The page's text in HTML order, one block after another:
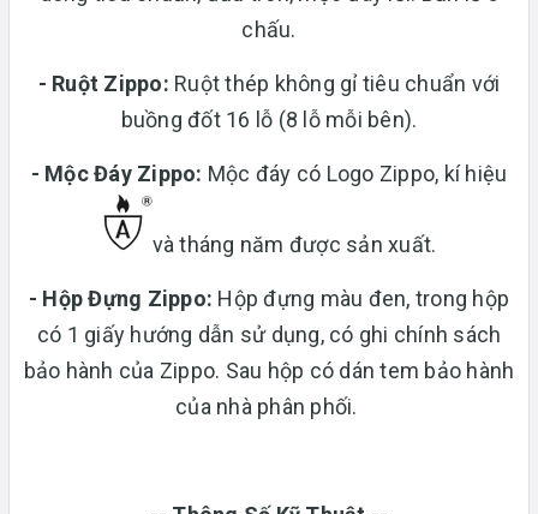
chấu.
- Ruột Zippo: Ruột thép không gỉ tiêu chuẩn với
buồng đốt 16 lỗ (8 lỗ mỗi bên).
- Mộc Đáy Zippo: Mộc đáy có Logo Zippo, kí hiệu
và tháng năm được sản xuất.
- Hộp Đựng Zippo: Hộp đựng màu đen, trong hộp
có 1 giấy hướng dẫn sử dụng, có ghi chính sách
bảo hành của Zippo. Sau hộp có dán tem bảo hành
của nhà phân phối.